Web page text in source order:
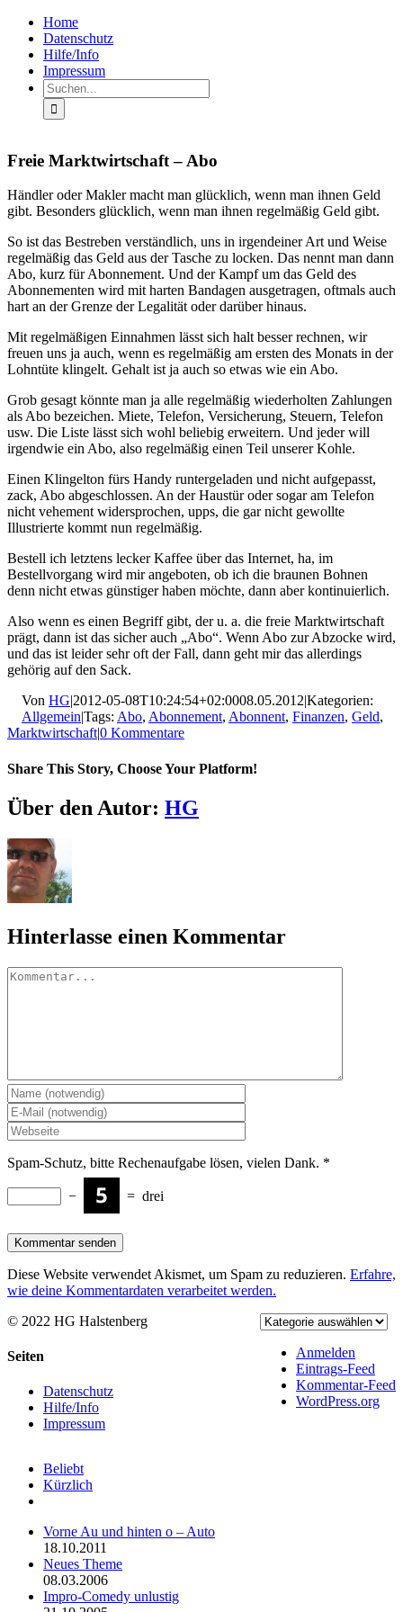
Zum
Inhalt
springen
FacebookHome
Datenschutz
Hilfe/Info
Impressum
Suche
nach:
Freie Marktwirtschaft – Abo
Händler oder Makler macht man glücklich, wenn man ihnen Geld
gibt. Besonders glücklich, wenn man ihnen regelmäßig Geld gibt.
So ist das Bestreben verständlich, uns in irgendeiner Art und Weise
regelmäßig das Geld aus der Tasche zu locken. Das nennt man dann
Abo, kurz für Abonnement. Und der Kampf um das Geld des
Abonnementen wird mit harten Bandagen ausgetragen, oftmals auch
hart an der Grenze der Legalität oder darüber hinaus.
Mit regelmäßigen Einnahmen lässt sich halt besser rechnen, wir
freuen uns ja auch, wenn es regelmäßig am ersten des Monats in der
Lohntüte klingelt. Gehalt ist ja auch so etwas wie ein Abo.
Grob gesagt könnte man ja alle regelmäßig wiederholten Zahlungen
als Abo bezeichen. Miete, Telefon, Versicherung, Steuern, Telefon
usw. Die Liste lässt sich wohl beliebig erweitern. Und jeder will
irgendwie ein Abo, also regelmäßig einen Teil unserer Kohle.
Einen Klingelton fürs Handy runtergeladen und nicht aufgepasst,
zack, Abo abgeschlossen. An der Haustür oder sogar am Telefon
nicht vehement widersprochen, upps, die gar nicht gewollte
Illustrierte kommt nun regelmäßig.
Bestell ich letztens lecker Kaffee über das Internet, ha, im
Bestellvorgang wird mir angeboten, ob ich die braunen Bohnen
denn nicht etwas günstiger haben möchte, dann aber kontinuierlich.
Also wenn es einen Begriff gibt, der u. a. die freie Marktwirtschaft
prägt, dann ist das sicher auch „Abo“. Wenn Abo zur Abzocke wird,
und das ist leider sehr oft der Fall, dann geht mir das allerdings
gehörig auf den Sack.
Von HG|2012-05-08T10:24:54+02:0008.05.2012|Kategorien:
Allgemein|Tags: Abo, Abonnement, Abonnent, Finanzen, Geld,
Marktwirtschaft|0 Kommentare
Share This Story, Choose Your Platform!
Facebook
X
LinkedIn
Pinterest
E-
Mail
Über den Autor: HG
Hinterlasse einen Kommentar
Kommentar
Spam-Schutz, bitte Rechenaufgabe lösen, vielen Dank. *
− = drei
Diese Website verwendet Akismet, um Spam zu reduzieren. Erfahre,
wie deine Kommentardaten verarbeitet werden.
Anmelden
Eintrags-Feed
Kommentar-Feed
WordPress.org
© 2022 HG Halstenberg
Toggle
Area
Seiten
Datenschutz
Hilfe/Info
Impressum
Beliebt
Kürzlich
Vorne Au und hinten o – Auto
18.10.2011
Neues Theme
08.03.2006
Impro-Comedy unlustig